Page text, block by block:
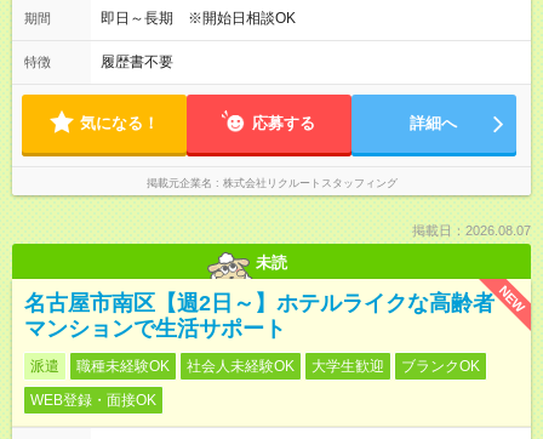
期間 即日～長期 ※開始日相談OK
特徴 履歴書不要
気になる！ 応募する 詳細へ
掲載元企業名 株式会社リクルートスタッフィング
掲載日：2026.08.07
未読
NEW
名古屋市南区【週2日～】ホテルライクな高齢者
マンションで生活サポート
派遣 職種未経験OK 社会人未経験OK 大学生歓迎
ブランクOK
WEB登録・面接OK